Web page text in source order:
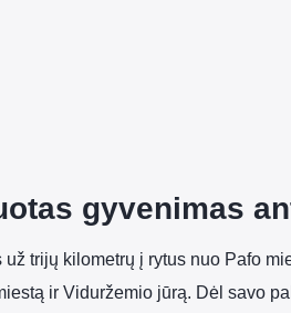
gyvenimas
trijų kilometrų į rytus nuo Pafo
ir Viduržemio jūrą. Dėl savo